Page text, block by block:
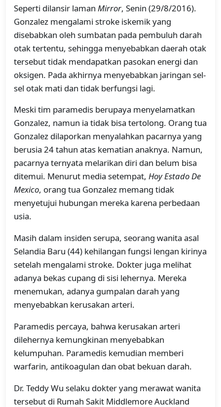
Seperti dilansir laman Mirror, Senin (29/8/2016).
Gonzalez mengalami stroke iskemik yang
disebabkan oleh sumbatan pada pembuluh darah
otak tertentu, sehingga menyebabkan daerah otak
tersebut tidak mendapatkan pasokan energi dan
oksigen. Pada akhirnya menyebabkan jaringan sel-
sel otak mati dan tidak berfungsi lagi.
Meski tim paramedis berupaya menyelamatkan
Gonzalez, namun ia tidak bisa tertolong. Orang tua
Gonzalez dilaporkan menyalahkan pacarnya yang
berusia 24 tahun atas kematian anaknya. Namun,
pacarnya ternyata melarikan diri dan belum bisa
ditemui. Menurut media setempat, Hoy Estado De
Mexico, orang tua Gonzalez memang tidak
menyetujui hubungan mereka karena perbedaan
usia.
Masih dalam insiden serupa, seorang wanita asal
Selandia Baru (44) kehilangan fungsi lengan kirinya
setelah mengalami stroke. Dokter juga melihat
adanya bekas cupang di sisi lehernya. Mereka
menemukan, adanya gumpalan darah yang
menyebabkan kerusakan arteri.
Paramedis percaya, bahwa kerusakan arteri
dilehernya kemungkinan menyebabkan
kelumpuhan. Paramedis kemudian memberi
warfarin, antikoagulan dan obat bekuan darah.
Dr. Teddy Wu selaku dokter yang merawat wanita
tersebut di Rumah Sakit Middlemore Auckland